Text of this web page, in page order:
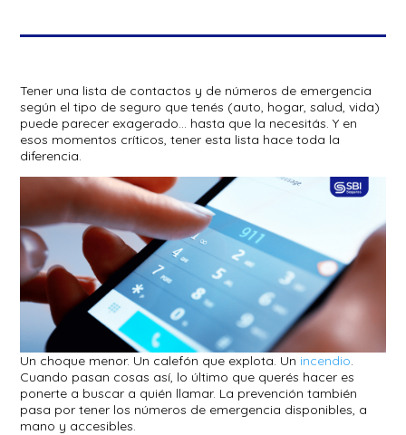
Tener una lista de contactos y de números de emergencia
según el tipo de seguro que tenés (auto, hogar, salud, vida)
puede parecer exagerado… hasta que la necesitás. Y en
esos momentos críticos, tener esta lista hace toda la
diferencia.
Un choque menor. Un calefón que explota. Un incendio
Cuando pasan cosas así, lo último que querés hacer es
ponerte a buscar a quién llamar. La prevención también
pasa por tener los números de emergencia disponibles, a
mano y accesibles.